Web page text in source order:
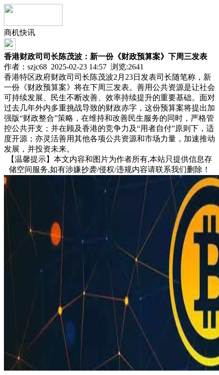
商机快讯
香港财政司司长陈茂波：新一份《财政预算案》下周三发表
作者：szjc68 2025-02-23 14:57 浏览:2641
香港特区政府财政司司长陈茂波2月23日发表司长随笔称，新
一份《财政预算案》将在下周三发表。善用公共资源是让社会
可持续发展、民生不断改善、效率持续提升的重要基础。面对
过去几年外内多重挑战导致的财政赤字，这份预算案将提出加
强版“财政整合”策略，在维持和改善民生服务的同时，严格管
控公共开支；并在顾及香港的竞争力及“用者自付”原则下，适
度开源；亦灵活善用其他各项公共资源和市场力量，加速推动
发展，并投资未来。
【温馨提示】本文内容和图片为作者所有,本站只提供信息存
储空间服务,如有涉嫌抄袭/侵权/违规内容请联系我们删除！